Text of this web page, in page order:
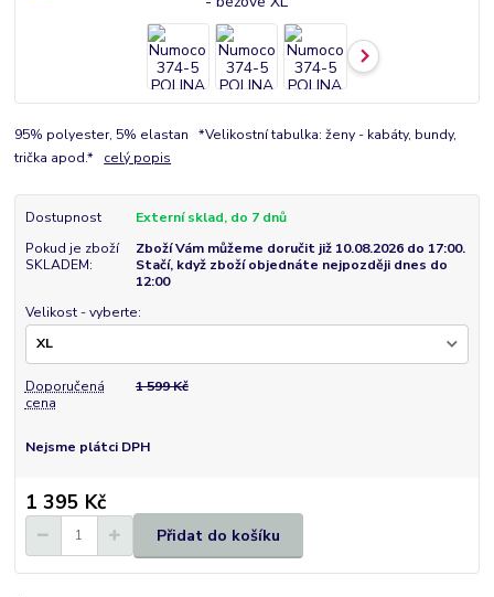
95% polyester, 5% elastan *Velikostní tabulka: ženy - kabáty, bundy,
trička apod.* celý popis
Dostupnost
Externí sklad, do 7 dnů
Pokud je zboží
SKLADEM:
Zboží Vám můžeme doručit již 10.08.2026 do 17:00.
Stačí, když zboží objednáte nejpozději dnes do
12:00
Velikost - vyberte:
Doporučená
cena
1 599 Kč
Nejsme plátci DPH
1 395 Kč
Přidat do košíku